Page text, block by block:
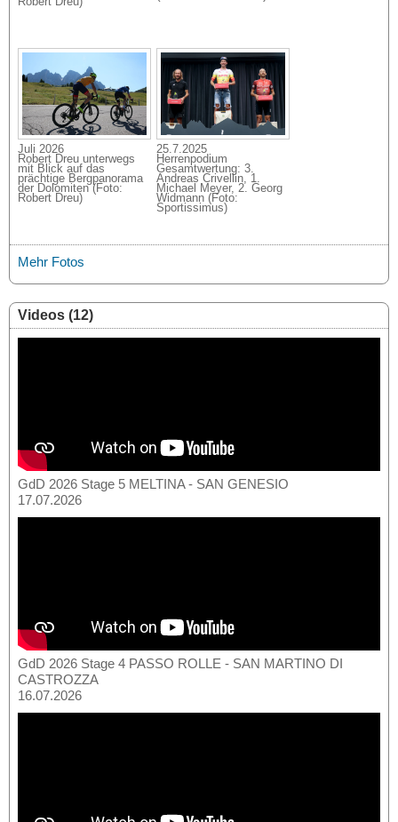
Juli 2026
Robert Dreu unterwegs
mit Blick auf das
prächtige Bergpanorama
der Dolomiten (Foto:
Robert Dreu)
25.7.2025
Herrenpodium
Gesamtwertung: 3.
Andreas Crivellin, 1.
Michael Meyer, 2. Georg
Widmann (Foto:
Sportissimus)
Mehr Fotos
Videos (12)
GdD 2026 Stage 5 MELTINA - SAN GENESIO
17.07.2026
GdD 2026 Stage 4 PASSO ROLLE - SAN MARTINO DI
CASTROZZA
16.07.2026